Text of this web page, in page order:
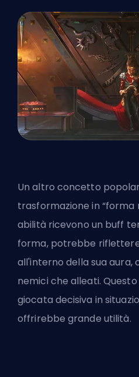
Un altro concetto
trasformazione in “forma
abilità ricevono un buff
forma, potrebbe
all'interno della sua
nemici che alleati.
giocata decisiva in
offrirebbe grande utilità.